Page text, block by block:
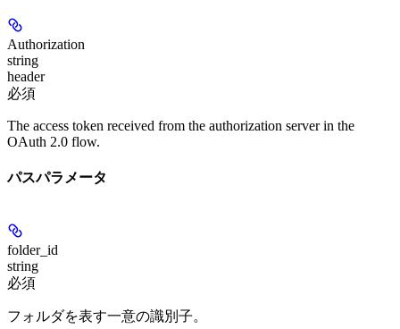
Authorization
string
header
必須
The access token received from the authorization server in the
OAuth 2.0 flow.
パスパラメータ
folder_id
string
必須
フォルダを表す一意の識別子。